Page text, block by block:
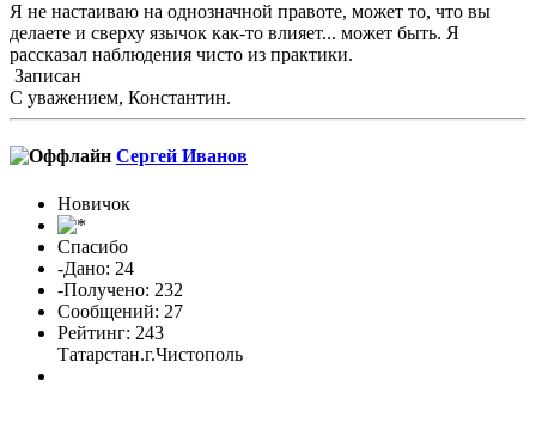
Я не настаиваю на однозначной правоте, может то, что вы
делаете и сверху язычок как-то влияет... может быть. Я
рассказал наблюдения чисто из практики.
Записан
С уважением, Константин.
Сергей Иванов
Новичок
Спасибо
-Дано: 24
-Получено: 232
Сообщений: 27
Рейтинг: 243
Татарстан.г.Чистополь